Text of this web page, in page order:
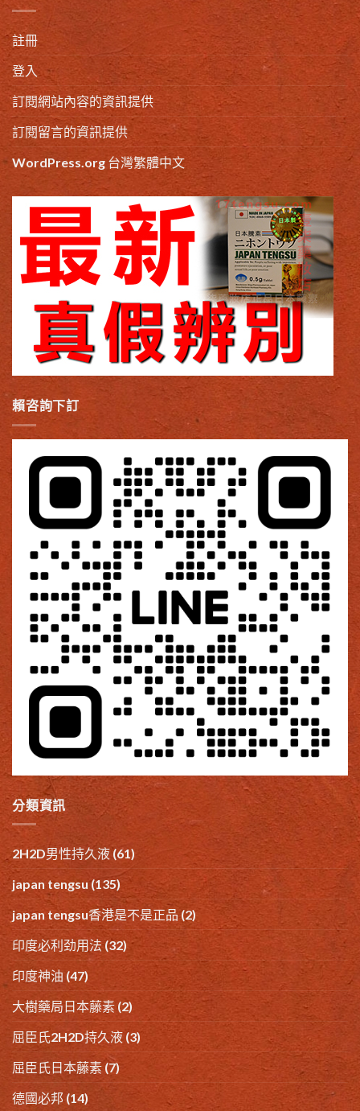
註冊
登入
訂閱網站內容的資訊提供
訂閱留言的資訊提供
WordPress.org 台灣繁體中文
賴咨詢下訂
分類資訊
2H2D男性持久液(61)
japan tengsu(135)
japan tengsu香港是不是正品 (2)
印度必利劲用法(32)
印度神油 (47)
大樹藥局日本藤素 (2)
屈臣氏2H2D持久液 (3)
屈臣氏日本藤素 (7)
德國必邦 (14)